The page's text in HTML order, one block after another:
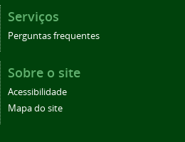
Serviços
Perguntas frequentes
Sobre o site
Acessibilidade
Mapa do site